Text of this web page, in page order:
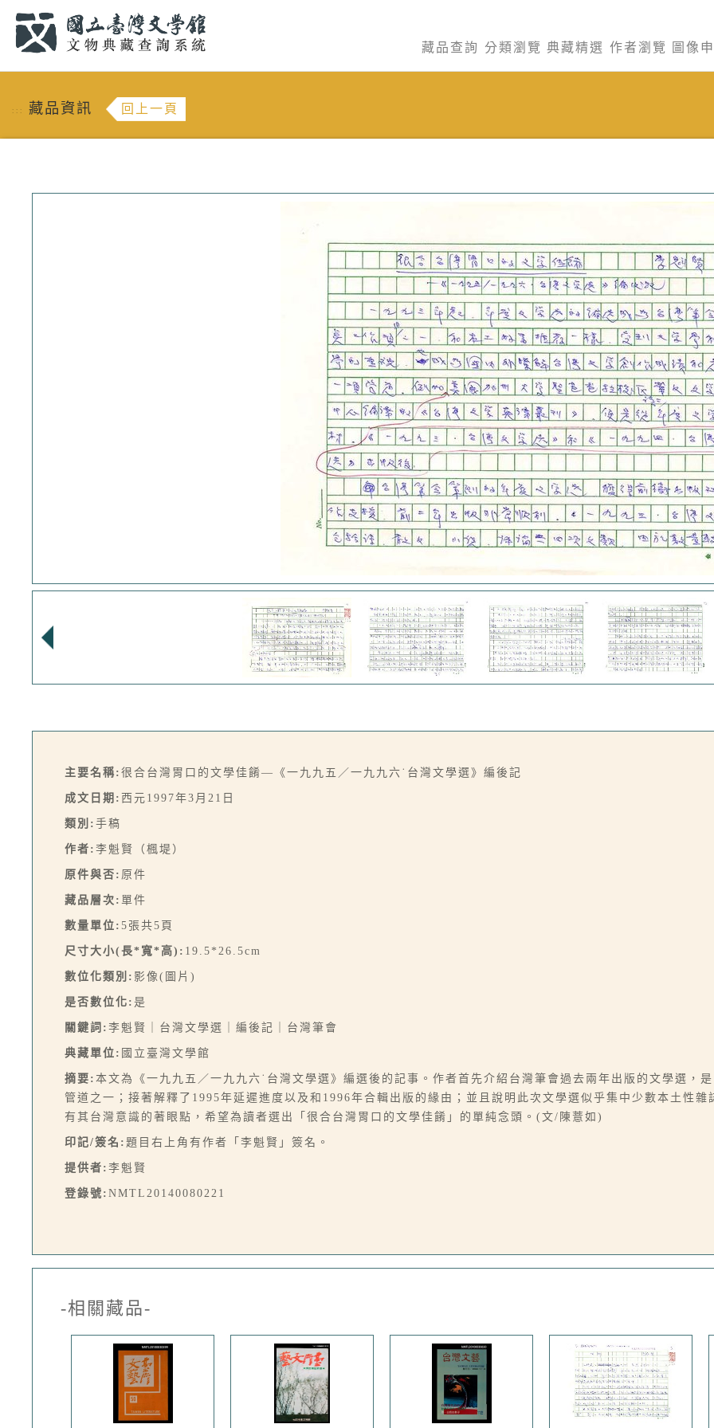
藏品查詢 分類瀏覽 典藏精選 作者瀏覽 圖像
::: 藏品資訊 回上一頁
主要名稱: 很合台灣胃口的文學佳餚—《一九九五／一九九六˙台灣文學選》編後記
成文日期: 西元1997年3月21日
類別: 手稿
作者: 李魁賢（楓堤）
原件與否: 原件
藏品層次: 單件
數量單位: 5張共5頁
尺寸大小(長*寬*高): 19.5*26.5cm
數位化類別: 影像(圖片)
是否數位化: 是
關鍵詞: 李魁賢｜台灣文學選｜編後記｜台灣筆會
典藏單位: 國立臺灣文學館
摘要: 本文為《一九九五／一九九六˙台灣文學選》編選後的記事。作者首先介紹台灣筆會過去兩年出版的文學選，
管道之一；接著解釋了1995年延遲進度以及和1996年合輯出版的緣由；並且說明此次文學選似乎集中少數本土性
有其台灣意識的著眼點，希望為讀者選出「很合台灣胃口的文學佳餚」的單純念頭。(文/陳薏如)
印記/簽名: 題目右上角有作者「李魁賢」簽名。
提供者: 李魁賢
登錄號: NMTL20140080221
-相關藏品-